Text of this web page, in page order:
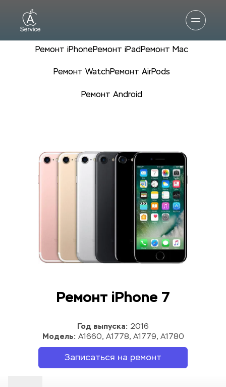
Ремонт iPhoneРемонт iPad Ремонт Mac
Ремонт WatchРемонт AirPods
Ремонт Android
Ремонт iPhone 7
Год выпуска: 2016
Модель: A1660, A1778, A1779, A1780
Записаться на ремонт